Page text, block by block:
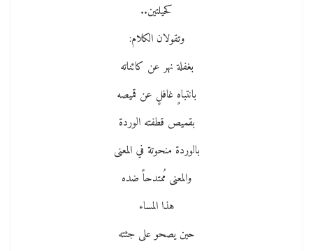
كحيلتين..
وتقولان الكلام:
بغفلة نهر عن كائناته
بانتباهٍ غافلٍ عن قميصه
بقميص قطفته الوردة
بالوردة منحوتة في المعنى
والمعنى مُمتدحاً ضده
هذا المساء
حين يصحو على جثته